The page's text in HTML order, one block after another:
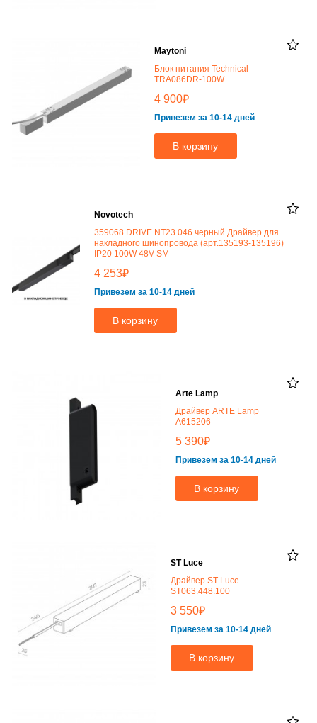
Maytoni
Блок питания Technical
TRA086DR-100W
4 900₽
Привезем за 10-14 дней
В корзину
Novotech
359068 DRIVE NT23 046 черный Драйвер для
накладного шинопровода (арт.135193-135196)
IP20 100W 48V SM
4 253₽
Привезем за 10-14 дней
В корзину
Arte Lamp
Драйвер ARTE Lamp
A615206
5 390₽
Привезем за 10-14 дней
В корзину
ST Luce
Драйвер ST-Luce
ST063.448.100
3 550₽
Привезем за 10-14 дней
В корзину